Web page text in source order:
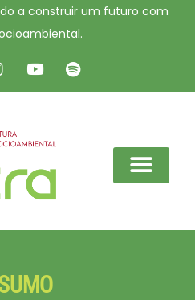
a construir um futuro com